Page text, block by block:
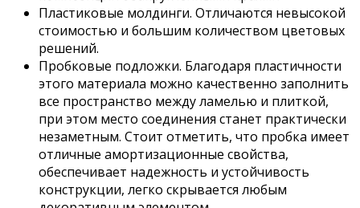
Пластиковые молдинги. Отличаются невысокой
стоимостью и большим количеством цветовых
решений.
Пробковые подложки. Благодаря пластичности
этого материала можно качественно заполнить
все пространство между ламелью и плиткой,
при этом место соединения станет практически
незаметным. Стоит отметить, что пробка имеет
отличные амортизационные свойства,
обеспечивает надежность и устойчивость
конструкции, легко скрывается любым